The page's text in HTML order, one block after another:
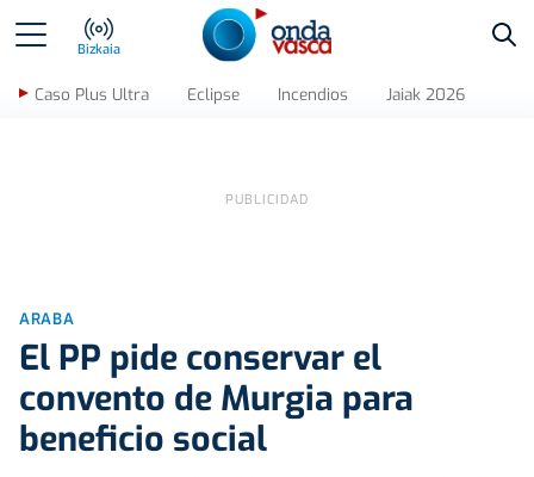
Bizkaia
Caso Plus Ultra Eclipse Incendios Jaiak 2026
ARABA
El PP pide conservar el
convento de Murgia para
beneficio social